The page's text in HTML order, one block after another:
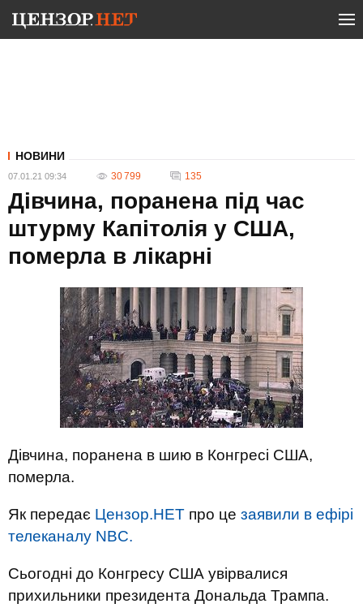
НОВИНИ
07.01.21 09:34 30 799 135
Дівчина, поранена під час
штурму Капітолія у США,
померла в лікарні
Дівчина, поранена в шию в Конгресі США,
померла.
Як передає Цензор.НЕТ про це заявили в ефірі
телеканалу NBC.
Сьогодні до Конгресу США увірвалися
прихильники президента Дональда Трампа.